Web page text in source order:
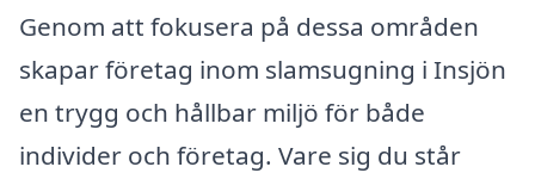
Genom att fokusera på dessa områden
skapar företag inom slamsugning i Insjön
en trygg och hållbar miljö för både
individer och företag. Vare sig du står